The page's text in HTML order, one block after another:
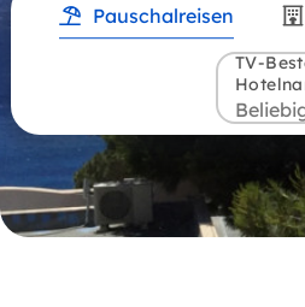
Pauschalreisen
TV-